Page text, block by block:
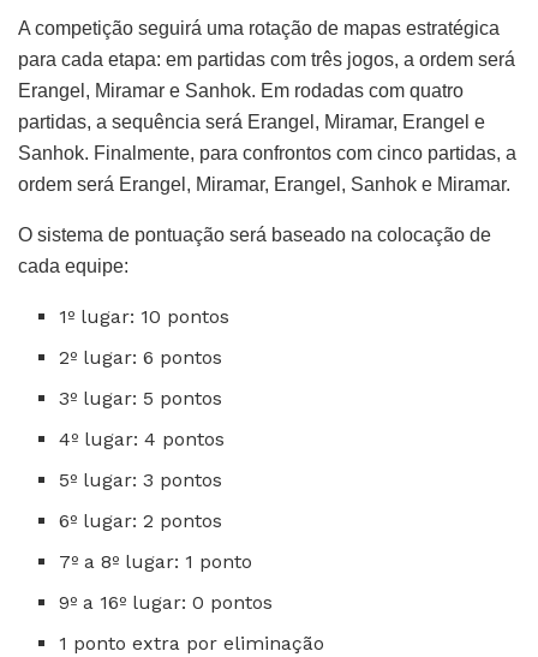
A competição seguirá uma rotação de mapas estratégica
para cada etapa: em partidas com três jogos, a ordem será
Erangel, Miramar e Sanhok. Em rodadas com quatro
partidas, a sequência será Erangel, Miramar, Erangel e
Sanhok. Finalmente, para confrontos com cinco partidas, a
ordem será Erangel, Miramar, Erangel, Sanhok e Miramar.
O sistema de pontuação será baseado na colocação de
cada equipe:
1º lugar: 10 pontos
2º lugar: 6 pontos
3º lugar: 5 pontos
4º lugar: 4 pontos
5º lugar: 3 pontos
6º lugar: 2 pontos
7º a 8º lugar: 1 ponto
9º a 16º lugar: 0 pontos
1 ponto extra por eliminação